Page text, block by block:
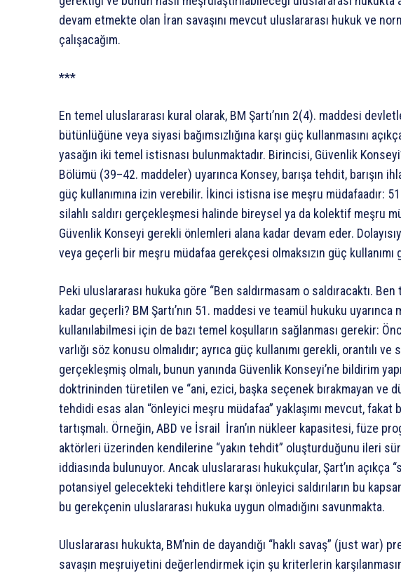
devam etmekte olan İran savaşını mevcut uluslararası hukuk ve
çalışacağım.
***
En temel uluslararası kural olarak, BM Şartı’nın 2(4). maddesi
bütünlüğüne veya siyasi bağımsızlığına karşı güç kullanmasını
yasağın iki temel istisnası bulunmaktadır. Birincisi, Güvenlik
Bölümü (39–42. maddeler) uyarınca Konsey, barışa tehdit, barışın
güç kullanımına izin verebilir. İkinci istisna ise meşru müdafaadır:
silahlı saldırı gerçekleşmesi halinde bireysel ya da kolektif meşru
Güvenlik Konseyi gerekli önlemleri alana kadar devam eder.
veya geçerli bir meşru müdafaa gerekçesi olmaksızın güç kullanımı
Peki uluslararası hukuka göre “Ben saldırmasam o saldıracaktı.
kadar geçerli? BM Şartı’nın 51. maddesi ve teamül hukuku uyarınca
kullanılabilmesi için de bazı temel koşulların sağlanması gerekir:
varlığı söz konusu olmalıdır; ayrıca güç kullanımı gerekli, orantılı ve
gerçekleşmiş olmalı, bunun yanında Güvenlik Konseyi’ne bildirim
doktrininden türetilen ve “ani, ezici, başka seçenek bırakmayan ve
tehdidi esas alan “önleyici meşru müdafaa” yaklaşımı mevcut, fakat
tartışmalı. Örneğin, ABD ve İsrail İran’ın nükleer kapasitesi, füze
aktörleri üzerinden kendilerine “yakın tehdit” oluşturduğunu ileri
iddiasında bulunuyor. Ancak uluslararası hukukçular, Şart’ın açıkça
potansiyel gelecekteki tehditlere karşı önleyici saldırıların bu
bu gerekçenin uluslararası hukuka uygun olmadığını savunmakta.
Uluslararası hukukta, BM’nin de dayandığı “haklı savaş” (just war)
savaşın meşruiyetini değerlendirmek için şu kriterlerin